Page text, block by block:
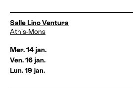
r
a
i
e
s
:
D
a
e
s
e
t
Salle Lino Ventura
Athis-Mons
Mer. 14 jan.
Ven. 16 jan.
Lun. 19 jan.